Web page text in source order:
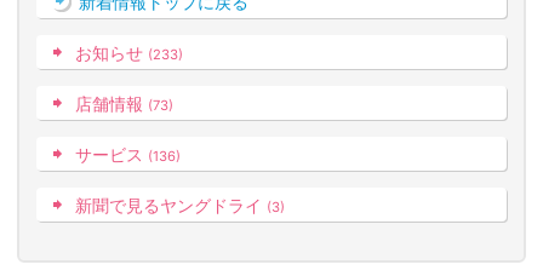
お知らせ (233)
店舗情報 (73)
サービス (136)
新聞で見るヤングドライ (3)